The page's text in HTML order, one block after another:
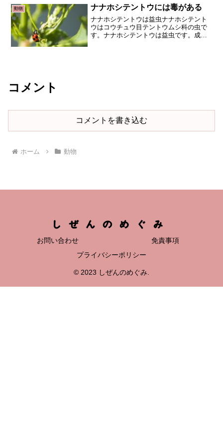
か本物に劣るような印象を受けてしまい
ます。しかし、そんなこと...
動物 ナナホシテントウには毒がある
ナナホシテントウは益虫ナナホシテント
ウはコウチュウ目テントウムシ科の虫で
す。ナナホシテントウは益虫です。成
コメント
コメントを書き込む
ホーム 動物
しぜんのめぐみ
お問い合わせ
免責事項
プライバシーポリシー
© 2023 しぜんのめぐみ.